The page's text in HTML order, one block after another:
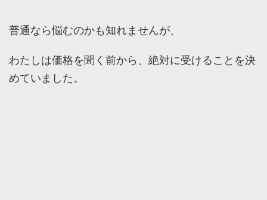
普通なら悩むのかも知れませんが、
わたしは価格を聞く前から、絶対に受けることを決
めていました。